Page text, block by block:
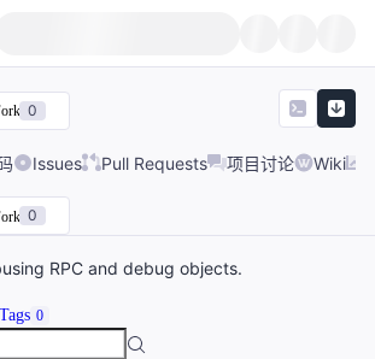
0
Issues Pull Requests 项目讨论 Wiki
0
RPC and debug objects.
Tags 0